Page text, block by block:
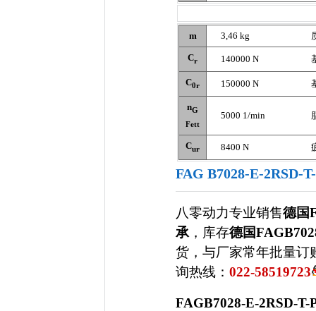
m 3,46 kg
Cr 140000 N
C0r 150000 N
nG
Fett
5000 1/min
Cur 8400 N
FAG B7028-E-2RSD-
八零动力专业销售德国
承 ，库存德国
货，与厂家常年批量订
询热线： 022-58519723
FAGB7028-E-2RSD-T-